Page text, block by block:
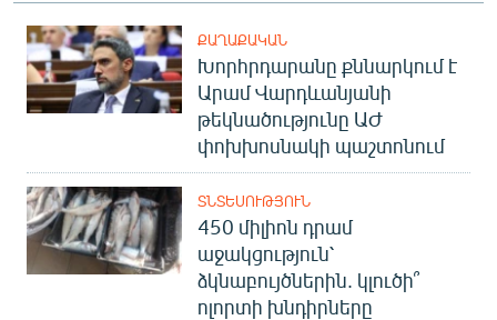
ՔԱՂԱՔԱԿԱՆ
Խորհրդարանը քննարկում է
Արամ Վարդևանյանի
թեկնածությունը ԱԺ
փոխխոսնակի պաշտոնում
ՏՆՏԵՍՈՒԹՅՈՒՆ
450 միլիոն դրամ
աջակցություն՝
ձկնաբույծներին. կլուծի՞
ոլորտի խնդիրները